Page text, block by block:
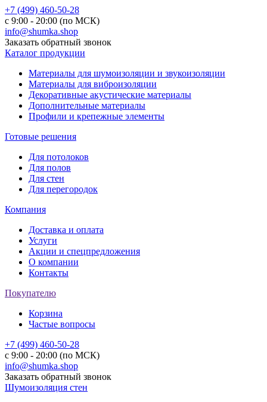
+7 (499) 460-50-28
с 9:00 - 20:00 (по МСК)
info@shumka.shop
Заказать обратный звонок
Каталог продукции
Материалы для шумоизоляции и звукоизоляции
Материалы для виброизоляции
Декоративные акустические материалы
Дополнительные материалы
Профили и крепежные элементы
Готовые решения
Для потолоков
Для полов
Для стен
Для перегородок
Компания
Доставка и оплата
Услуги
Акции и спецпредложения
О компании
Контакты
Покупателю
Корзина
Частые вопросы
+7 (499) 460-50-28
с 9:00 - 20:00 (по МСК)
info@shumka.shop
Заказать обратный звонок
Шумоизоляция стен